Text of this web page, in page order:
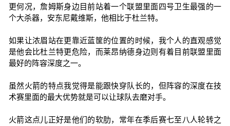
更何况，詹姆斯身边目前站着一个联盟里面四号卫生最强的一
个大杀器，安东尼戴维斯，他相比于杜兰特。
如果让浓眉站在更靠近蓝筐的位置的时候，我个人的直观感觉
是他会比杜兰特更危险，而莱昂纳德身边则有着目前联盟里面
最好的阵容深度之一。
虽然火箭的特点我觉得是能跟快穿队长的，但阵容的深度在技
术赛里面的最大优势就是可以让球队去磨对手。
火箭这点儿正好是他们的软肋，常年在季后赛七至八人轮转之